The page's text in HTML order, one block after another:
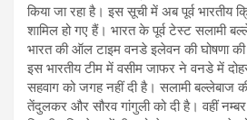
किया जा रहा है। इस सूची में अब पूर्व भारतीय
शामिल हो गए हैं। भारत के पूर्व टेस्ट सलामी
भारत की ऑल टाइम वनडे इलेवन की घोषणा
इस भारतीय टीम में वसीम जाफर ने वनडे में
सहवाग को जगह नहीं दी है। सलामी बल्लेबाज
तेंदुलकर और सौरव गांगुली को दी है। वहीं